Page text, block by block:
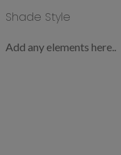
Shade Style
Add any elements here..